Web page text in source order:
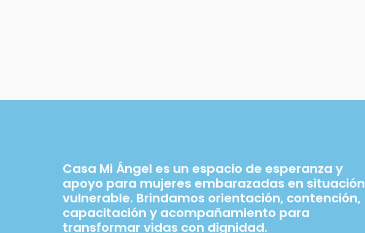
Casa Mi Ángel es un espacio de esperanza y
apoyo para mujeres embarazadas en situación
vulnerable. Brindamos orientación, contención,
capacitación y acompañamiento para
transformar vidas con dignidad.